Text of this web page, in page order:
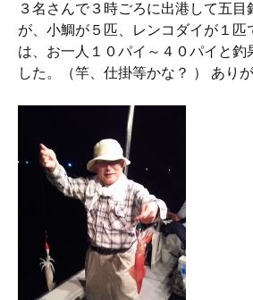
３名さんで３時ごろに出港して五目
が、小鯛が５匹、レンコダイが１匹
は、お一人１０パイ～４０パイと釣
した。（竿、仕掛等かな？ ） あり